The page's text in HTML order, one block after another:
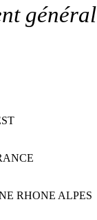
général
RHONE ALPES